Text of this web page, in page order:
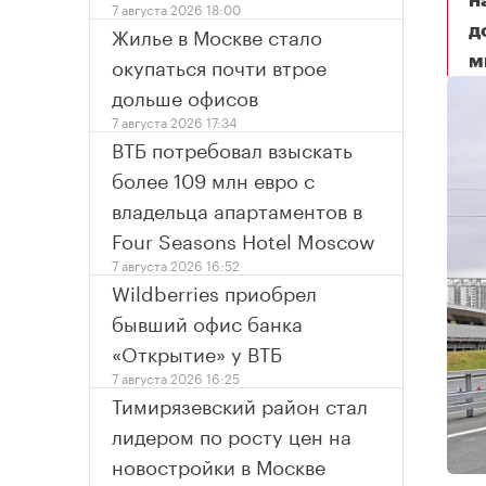
7 августа 2026 18:00
Жилье в Москве стало
окупаться почти втрое
дольше офисов
7 августа 2026 17:34
ВТБ потребовал взыскать
более 109 млн евро с
владельца апартаментов в
Four Seasons Hotel Moscow
7 августа 2026 16:52
Wildberries приобрел
бывший офис банка
«Открытие» у ВТБ
7 августа 2026 16:25
Тимирязевский район стал
лидером по росту цен на
новостройки в Москве